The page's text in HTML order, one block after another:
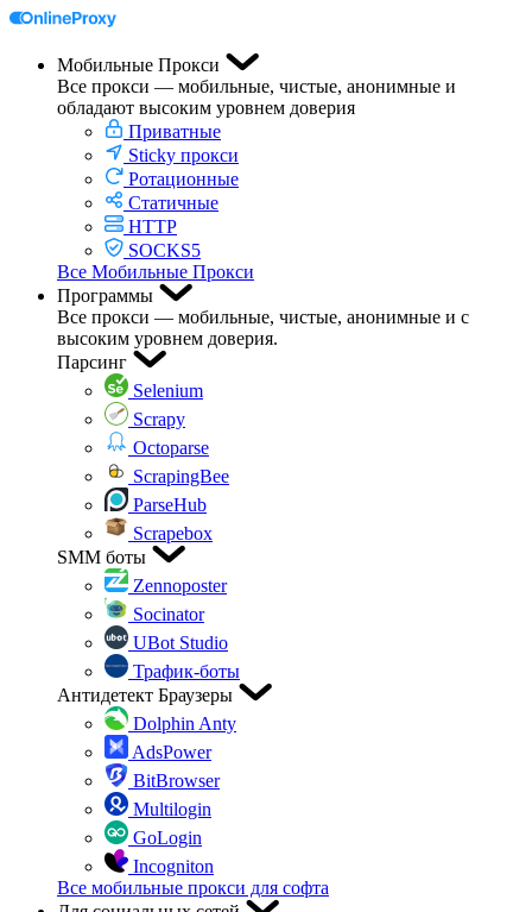
Мобильные Прокси
Все прокси — мобильные, чистые, анонимные и
обладают высоким уровнем доверия
Приватные
Sticky прокси
Ротационные
Статичные
HTTP
SOCKS5
Все Мобильные Прокси
Программы
Все прокси — мобильные, чистые, анонимные и с
высоким уровнем доверия.
Парсинг
Selenium
Scrapy
Octoparse
ScrapingBee
ParseHub
Scrapebox
SMM боты
Zennoposter
Socinator
UBot Studio
Трафик-боты
Антидетект Браузеры
Dolphin Anty
AdsPower
BitBrowser
Multilogin
GoLogin
Incogniton
Все мобильные прокси для софта